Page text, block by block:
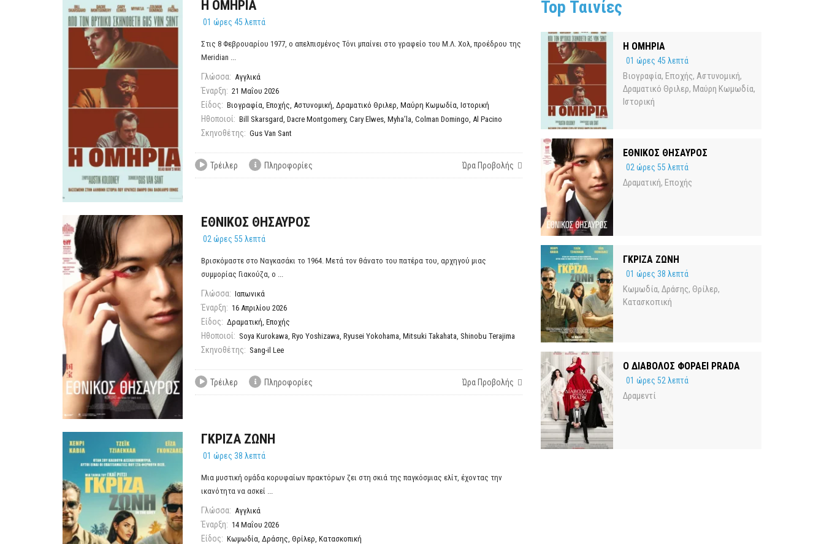
Η ΟΜΗΡΙΑ
01 ώρες 45 λεπτά
Στις 8 Φεβρουαρίου 1977, ο απελπισμένος Τόνι μπαίνει στο γραφείο του Μ.Λ. Χολ, προέδρου της
Meridian ...
Γλώσσα: Αγγλικά
Έναρξη: 21 Μαΐου 2026
Είδος: Βιογραφία, Εποχής, Αστυνομική, Δραματικό Θριλερ, Μαύρη Κωμωδία, Ιστορική
Ηθοποιοί: Bill Skarsgard, Dacre Montgomery, Cary Elwes, Myha’la, Colman Domingo, Al Pacino
Σκηνοθέτης: Gus Van Sant
Τρέιλερ Πληροφορίες Ώρα Προβολής
ΕΘΝΙΚΟΣ ΘΗΣΑΥΡΟΣ
02 ώρες 55 λεπτά
Βρισκόμαστε στο Ναγκασάκι το 1964. Μετά τον θάνατο του πατέρα του, αρχηγού μιας
συμμορίας Γιακούζα, ο ...
Γλώσσα: Ιαπωνικά
Έναρξη: 16 Απριλίου 2026
Είδος: Δραματική, Εποχής
Ηθοποιοί: Soya Kurokawa, Ryo Yoshizawa, Ryusei Yokohama, Mitsuki Takahata, Shinobu Terajima
Σκηνοθέτης: Sang-il Lee
Τρέιλερ Πληροφορίες Ώρα Προβολής
ΓΚΡΙΖΑ ΖΩΝΗ
01 ώρες 38 λεπτά
Μια μυστική ομάδα κορυφαίων πρακτόρων ζει στη σκιά της παγκόσμιας ελίτ, έχοντας την
ικανότητα να ασκεί ...
Γλώσσα: Αγγλικά
Έναρξη: 14 Μαΐου 2026
Είδος: Κωμωδία, Δράσης, Θρίλερ, Κατασκοπική
Top Ταινίες
Η ΟΜΗΡΙΑ
01 ώρες 45 λεπτά
Βιογραφία, Εποχής, Αστυνομική,
Δραματικό Θριλερ, Μαύρη Κωμωδία,
Ιστορική
ΕΘΝΙΚΟΣ ΘΗΣΑΥΡΟΣ
02 ώρες 55 λεπτά
Δραματική, Εποχής
ΓΚΡΙΖΑ ΖΩΝΗ
01 ώρες 38 λεπτά
Κωμωδία, Δράσης, Θρίλερ,
Κατασκοπική
Ο ΔΙΑΒΟΛΟΣ ΦΟΡΑΕΙ PRADA
01 ώρες 52 λεπτά
Δραμεντί